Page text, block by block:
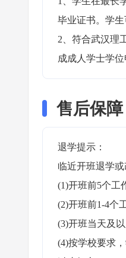
毕业证书。学
2、符合武汉理
成成人学士学
售后保障
退学提示：
临近开班退学
(1)开班前5个工
(2)开班前1-4个
(3)开班当天及
(4)按学校要求